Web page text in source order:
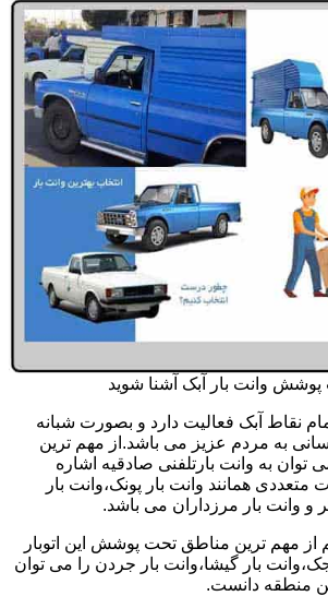
وانت بار آبک آشنا شوید
نقاط آبک فعالیت دارد و بصورت شبانه
به مردم عزیز می باشد.از مهم ترین
توان به وانت بارتلفنی صادقیه اشاره
همانند وانت بار پونک،وانت بار
و وانت بار مرزداران می باشد.
از مهم ترین مناطق تحت پوشش این اتوبار
بار گیشا،وانت بار جردن را می توان
منطقه دانست.